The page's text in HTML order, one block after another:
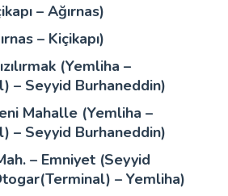
– Ağırnas)
– Kiçikapı)
(Yemliha –
– Seyyid Burhaneddin)
Mahalle (Yemliha –
– Seyyid Burhaneddin)
– Emniyet (Seyyid
– Yemliha)